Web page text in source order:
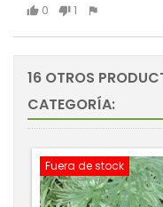
0
1
16 OTROS
CATEGORÍA:
Fuera de stock